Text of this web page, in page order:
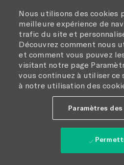
Nous utilisons des cookies
meilleure expérience de
trafic du site et
Découvrez comment nous
et comment vous pouvez
visitant notre page
vous continuez à utiliser ce
à notre utilisation des
Paramètres